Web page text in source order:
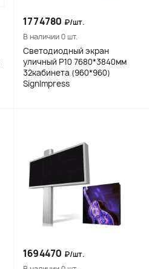
1774780 ₽/шт.
В наличии 0 шт.
Светодиодный экран
уличный Р10 7680*3840мм
32кабинета (960*960)
SignImpress
1694470 ₽/шт.